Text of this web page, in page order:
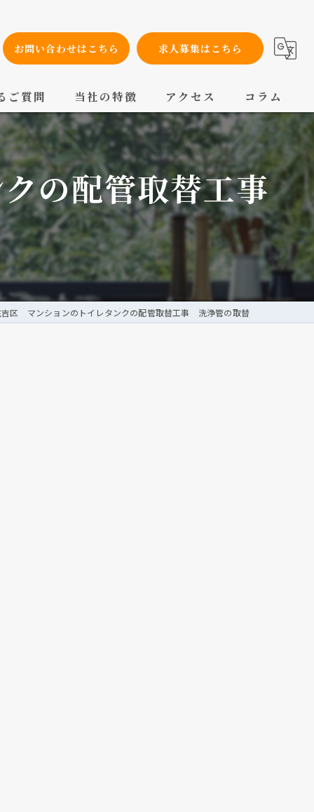
お問い合わせはこちら 求人募集はこちら
ご質問 当社の特徴
設備工事
内装工事
メンテナンス
配管工事
交換
アクセス コラム
クの配管取替工事
吉区 マンションのトイレタンクの配管取替工事 洗浄管の取替